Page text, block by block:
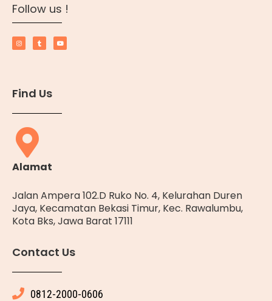
Follow us !
Find Us
Alamat
Jalan Ampera 102.D Ruko No. 4, Kelurahan Duren
Jaya, Kecamatan Bekasi Timur, Kec. Rawalumbu,
Kota Bks, Jawa Barat 17111
Contact Us
0812-2000-0606